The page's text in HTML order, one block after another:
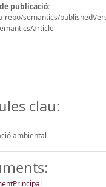
publicació:
repo/semantics/
article
clau:
ambiental